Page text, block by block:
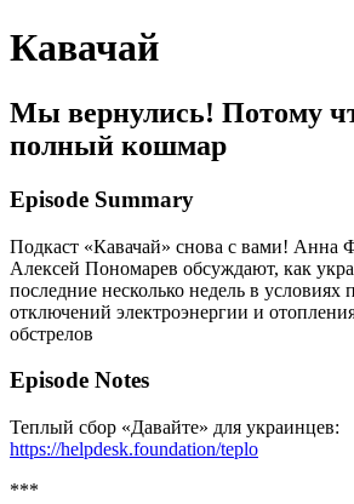
Кавачай
Мы вернулись! Потому
полный кошмар
Episode Summary
Подкаст «Кавачай» снова с вами! Анна
Алексей Пономарев обсуждают, как
последние несколько недель в условиях
отключений электроэнергии и
обстрелов
Episode Notes
Теплый сбор «Давайте» для украинцев:
https://helpdesk.foundation/teplo
***